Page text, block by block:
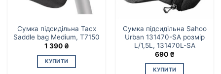
Сумка підсидільна Tacx
Saddle bag Medium, T7150
1 390 ₴
КУПИТИ
Сумка підсидільна Sahoo
Urban 131470-SA розмір
L/1,5L, 131470L-SA
690 ₴
КУПИТИ